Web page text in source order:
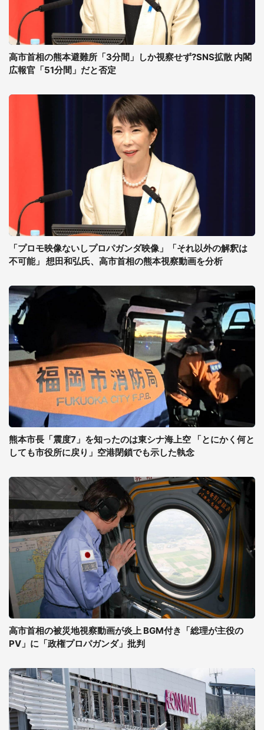
高市首相の熊本避難所「3分間」しか視察せず?SNS拡散 内閣
広報官「51分間」だと否定
「プロモ映像ないしプロパガンダ映像」「それ以外の解釈は
不可能」 想田和弘氏、高市首相の熊本視察動画を分析
熊本市長「震度7」を知ったのは東シナ海上空 「とにかく何と
しても市役所に戻り」空港閉鎖でも示した執念
高市首相の被災地視察動画が炎上 BGM付き「総理が主役の
PV」に「政権プロパガンダ」批判